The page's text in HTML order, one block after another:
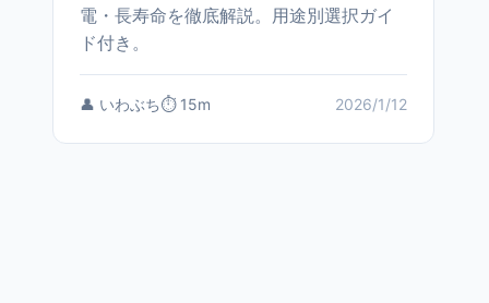
電・長寿命を徹底解説。用途別選択ガイ
ド付き。
👤 いわぶち⏱️ 15m 2026/1/12